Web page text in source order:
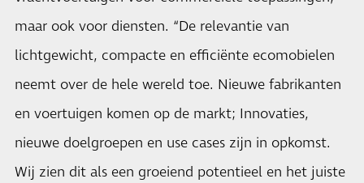
maar ook voor diensten. “De relevantie van
lichtgewicht, compacte en efficiënte ecomobielen
neemt over de hele wereld toe. Nieuwe fabrikanten
en voertuigen komen op de markt; Innovaties,
nieuwe doelgroepen en use cases zijn in opkomst.
Wij zien dit als een groeiend potentieel en het juiste